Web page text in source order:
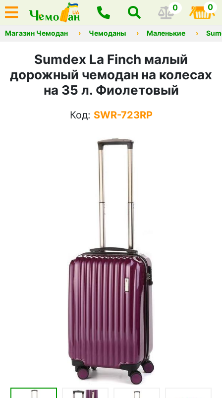
0 0
Магазин Чемодан Чемоданы Маленькие
Sumdex La Finch малый
дорожный чемодан на колесах
на 35 л. Фиолетовый
Код: SWR-723RP